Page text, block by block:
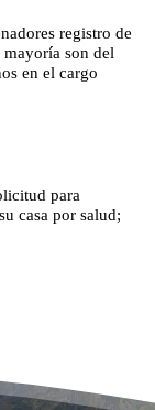
registro de
mayoría son del
en el cargo
para
casa por salud;